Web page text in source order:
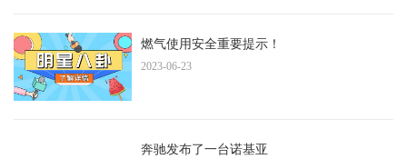
燃气使用安全重要提示！
2023-06-23
奔驰发布了一台诺基亚